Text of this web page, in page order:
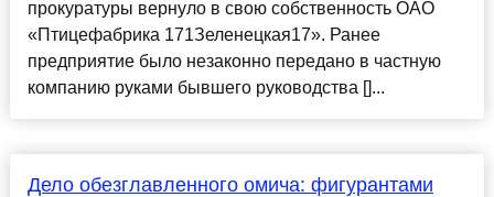
прокуратуры вернуло в свою собственность ОАО
«Птицефабрика 171Зеленецкая17». Ранее
предприятие было незаконно передано в частную
компанию руками бывшего руководства []...
Дело обезглавленного омича: фигурантами